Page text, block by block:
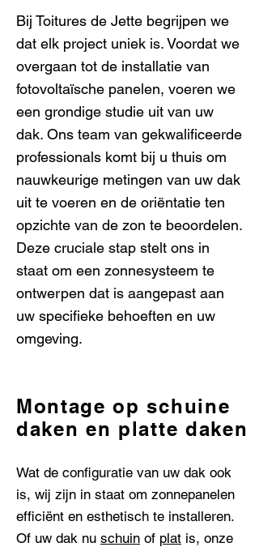
Bij Toitures de Jette begrijpen we
dat elk project uniek is. Voordat we
overgaan tot de installatie van
fotovoltaïsche panelen, voeren we
een grondige studie uit van uw
dak. Ons team van gekwalificeerde
professionals komt bij u thuis om
nauwkeurige metingen van uw dak
uit te voeren en de oriëntatie ten
opzichte van de zon te beoordelen.
Deze cruciale stap stelt ons in
staat om een ​​zonnesysteem te
ontwerpen dat is aangepast aan
uw specifieke behoeften en uw
omgeving.
Montage op schuine
daken en platte daken
Wat de configuratie van uw dak ook
is, wij zijn in staat om zonnepanelen
efficiënt en esthetisch te installeren.
Of uw dak nu schuin of plat is, onze